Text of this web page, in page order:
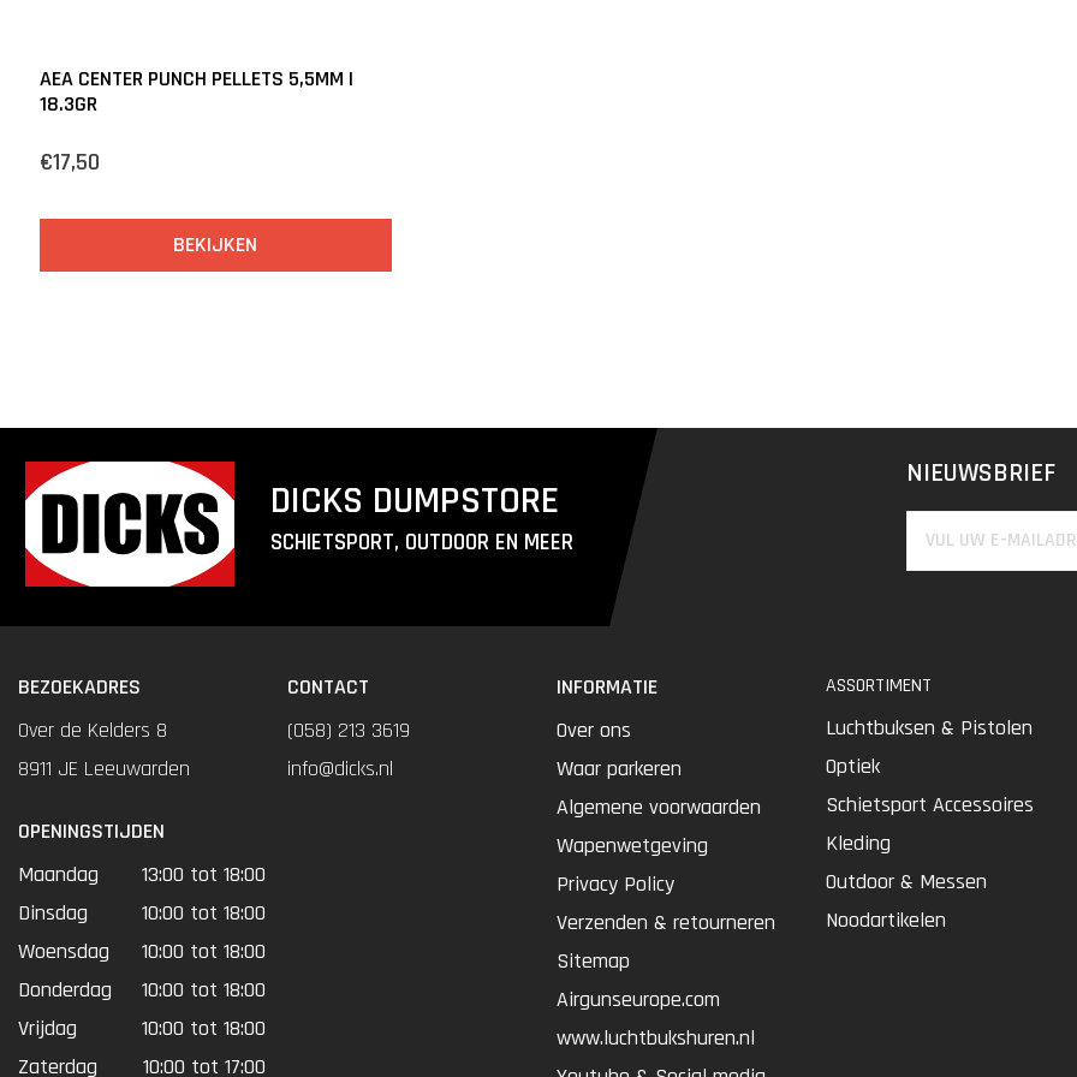
AEA CENTER PUNCH PELLETS 5,5MM |
18.3GR
€17,50
BEKIJKEN
DICKS DUMPSTORE
SCHIETSPORT, OUTDOOR EN MEER
NIEUWSBRIEF
BEZOEKADRES
Over de Kelders 8
8911 JE Leeuwarden
OPENINGSTIJDEN
Maandag
13:00 tot 18:00
Dinsdag
10:00 tot 18:00
Woensdag
10:00 tot 18:00
Donderdag
10:00 tot 18:00
Vrijdag
10:00 tot 18:00
Zaterdag
10:00 tot 17:00
CONTACT
(058) 213 3619
info@dicks.nl
INFORMATIE
Over ons
Waar parkeren
Algemene voorwaarden
Wapenwetgeving
Privacy Policy
Verzenden & retourneren
Sitemap
Airgunseurope.com
www.luchtbukshuren.nl
ASSORTIMENT
Luchtbuksen & Pistolen
Optiek
Schietsport Accessoires
Kleding
Outdoor & Messen
Noodartikelen